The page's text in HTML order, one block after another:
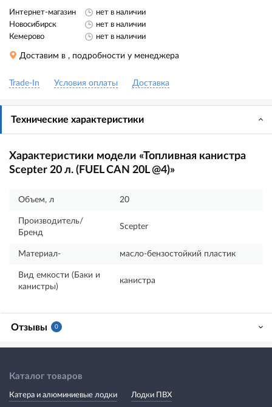
Интернет-магазин
нет в наличии
Новосибирск
нет в наличии
Кемерово
нет в наличии
Доставим в , подробности у менеджера
Trade-In Условия оплаты Доставка
Технические характеристики
Характеристики модели «Топливная канистра
Scepter 20 л. (FUEL CAN 20L @4)»
Объем, л 20
Производитель/
Бренд
Scepter
Материал- масло-бензостойкий пластик
Вид емкости (Баки и
канистры)
канистра
Отзывы 0
Каталог товаров
Катера и алюминиевые лодки Лодки ПВХ